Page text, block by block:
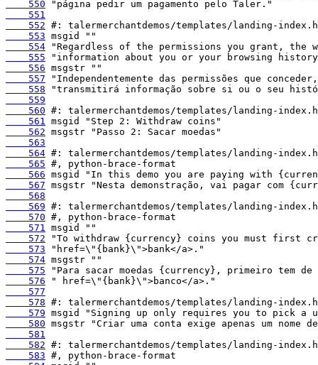
    550
    551
    552
    553
    554
    555
    556
    557
    558
    559
    560
    561
    562
    563
    564
    565
    566
    567
    568
    569
    570
    571
    572
    573
    574
    575
    576
    577
    578
    579
    580
    581
    582
    583